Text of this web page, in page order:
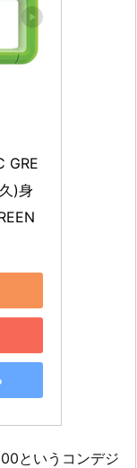
GRE
)身
というコンデジ